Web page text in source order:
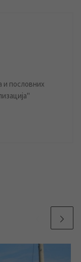
пословних